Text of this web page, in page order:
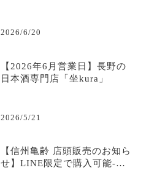
2026/6/20
【2026年6月営業日】長野の
日本酒専門店「坐kura」
2026/5/21
【信州亀齢 店頭販売のお知ら
せ】LINE限定で購入可能-日